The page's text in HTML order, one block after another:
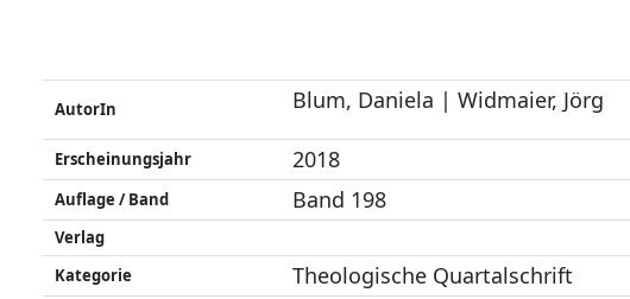
AutorIn Blum, Daniela | Widmaier, Jörg
Erscheinungsjahr 2018
Auflage / Band Band 198
Verlag
Kategorie
Theologische Quartalschrift